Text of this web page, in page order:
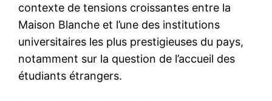
contexte de tensions croissantes entre la
Maison Blanche et l’une des institutions
universitaires les plus prestigieuses du pays,
notamment sur la question de l’accueil des
étudiants étrangers.